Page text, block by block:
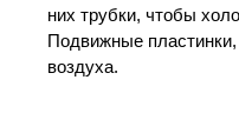
них трубки, чтобы
Подвижные пластинки,
воздуха.